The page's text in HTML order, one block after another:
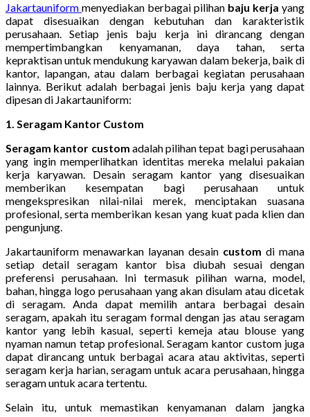
Jakartauniform menyediakan berbagai pilihan baju kerja yang
dapat disesuaikan dengan kebutuhan dan karakteristik
perusahaan. Setiap jenis baju kerja ini dirancang dengan
mempertimbangkan kenyamanan, daya tahan, serta
kepraktisan untuk mendukung karyawan dalam bekerja, baik di
kantor, lapangan, atau dalam berbagai kegiatan perusahaan
lainnya. Berikut adalah berbagai jenis baju kerja yang dapat
dipesan di Jakartauniform:
1. Seragam Kantor Custom
Seragam kantor custom adalah pilihan tepat bagi perusahaan
yang ingin memperlihatkan identitas mereka melalui pakaian
kerja karyawan. Desain seragam kantor yang disesuaikan
memberikan kesempatan bagi perusahaan untuk
mengekspresikan nilai-nilai merek, menciptakan suasana
profesional, serta memberikan kesan yang kuat pada klien dan
pengunjung.
Jakartauniform menawarkan layanan desain custom di mana
setiap detail seragam kantor bisa diubah sesuai dengan
preferensi perusahaan. Ini termasuk pilihan warna, model,
bahan, hingga logo perusahaan yang akan disulam atau dicetak
di seragam. Anda dapat memilih antara berbagai desain
seragam, apakah itu seragam formal dengan jas atau seragam
kantor yang lebih kasual, seperti kemeja atau blouse yang
nyaman namun tetap profesional. Seragam kantor custom juga
dapat dirancang untuk berbagai acara atau aktivitas, seperti
seragam kerja harian, seragam untuk acara perusahaan, hingga
seragam untuk acara tertentu.
Selain itu, untuk memastikan kenyamanan dalam jangka